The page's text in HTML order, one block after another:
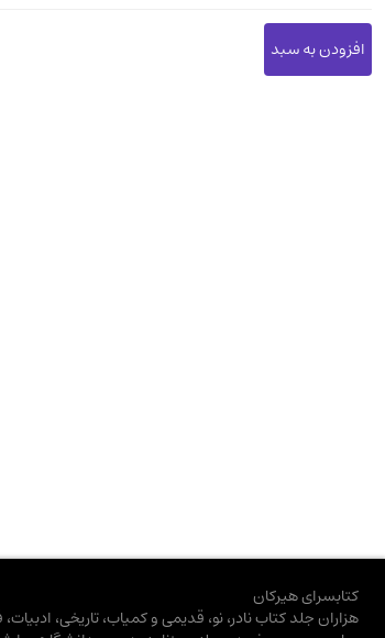
کتابسرای هیرکان
هزاران جلد کتاب نادر، نو، قدیمی و کمیاب، تاریخی،